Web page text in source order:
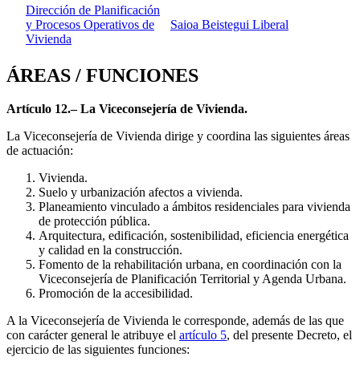
Dirección de Planificación
y Procesos Operativos de
Vivienda
Saioa Beistegui Liberal
ÁREAS / FUNCIONES
Artículo 12.– La Viceconsejería de Vivienda.
La Viceconsejería de Vivienda dirige y coordina las siguientes áreas
de actuación:
Vivienda.
Suelo y urbanización afectos a vivienda.
Planeamiento vinculado a ámbitos residenciales para vivienda
de protección pública.
Arquitectura, edificación, sostenibilidad, eficiencia energética
y calidad en la construcción.
Fomento de la rehabilitación urbana, en coordinación con la
Viceconsejería de Planificación Territorial y Agenda Urbana.
Promoción de la accesibilidad.
A la Viceconsejería de Vivienda le corresponde, además de las que
con carácter general le atribuye el artículo 5, del presente Decreto, el
ejercicio de las siguientes funciones: